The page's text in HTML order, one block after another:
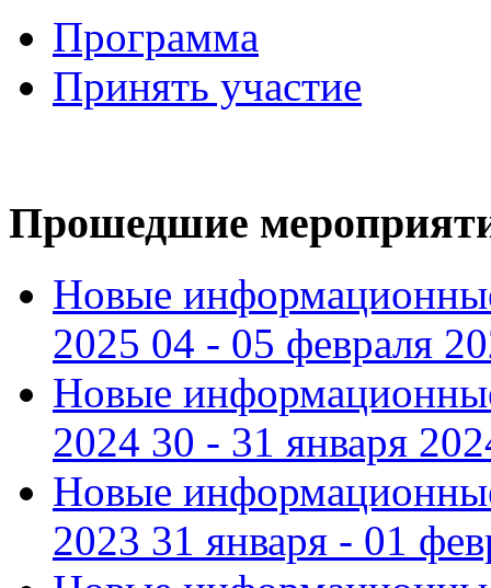
Программа
Принять участие
Прошедшие
Новые
2025 04 - 05 февраля
Новые
2024 30 - 31 января
Новые
2023 31 января - 01